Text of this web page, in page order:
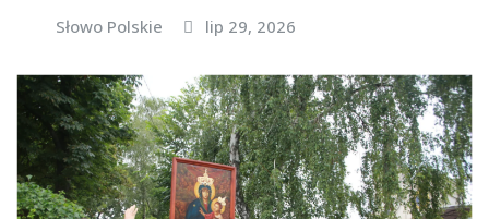
Słowo Polskie lip 29, 2026